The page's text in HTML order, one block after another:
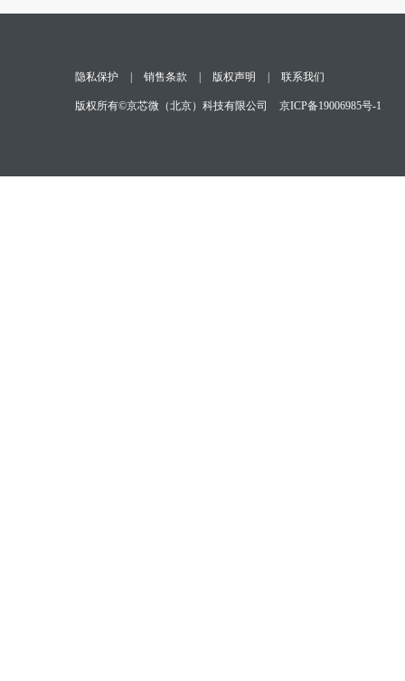
隐私保护 销售条款 版权声明 联系我们
版权所有©京芯微（北京）科技有限公司 京ICP备19006985号-1